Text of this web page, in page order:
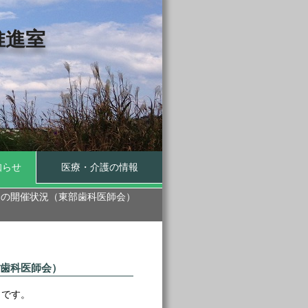
室
せ 医療・介護の情報
開催状況（東部歯科医師会）
科医師会）
す。